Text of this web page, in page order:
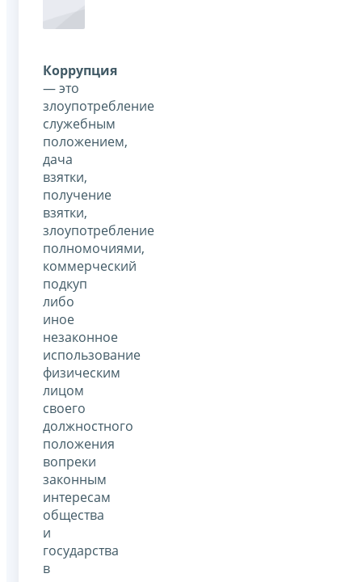
Коррупция
— это
злоупотребление
служебным
положением,
дача
взятки,
получение
взятки,
злоупотребление
полномочиями,
коммерческий
подкуп
либо
иное
незаконное
использование
физическим
лицом
своего
должностного
положения
вопреки
законным
интересам
общества
и
государства
в